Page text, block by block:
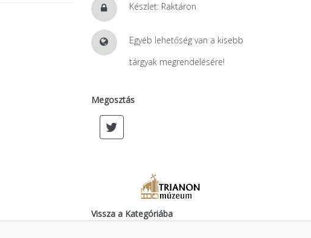
Készlet: Raktáron
Egyéb lehetőség van a kisebb
tárgyak megrendelésére!
Megosztás
Vissza a Kategóriába